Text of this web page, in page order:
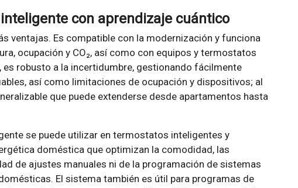
con aprendizaje cuántico
ventajas. Es compatible con la modernización y funciona
ocupación y CO₂, así como con equipos y termostatos
robusto a la incertidumbre, gestionando fácilmente
así como limitaciones de ocupación y dispositivos; al
que puede extenderse desde apartamentos hasta
se puede utilizar en termostatos inteligentes y
doméstica que optimizan la comodidad, las
de ajustes manuales ni de la programación de sistemas
El sistema también es útil para programas de